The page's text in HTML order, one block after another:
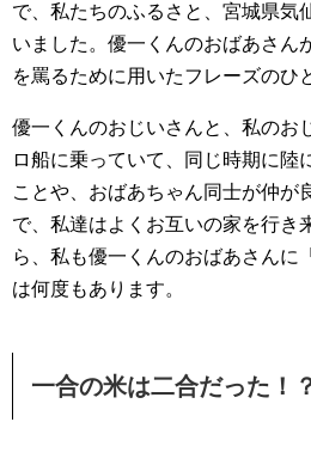
で、私たちのふるさと、宮城県気
いました。優一くんのおばあさん
を罵るために用いたフレーズのひ
優一くんのおじいさんと、私のお
ロ船に乗っていて、同じ時期に陸
ことや、おばあちゃん同士が仲が
で、私達はよくお互いの家を行き
ら、私も優一くんのおばあさんに
は何度もあります。
一合の米は二合だった！